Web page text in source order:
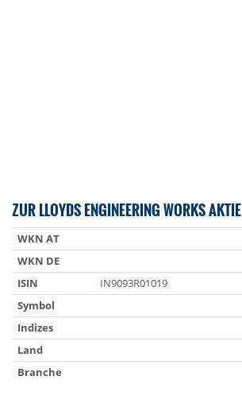
ZUR LLOYDS ENGINEERING WORKS AKTIE
WKN AT
WKN DE
ISIN
IN9093R01019
Symbol
Indizes
Land
Branche